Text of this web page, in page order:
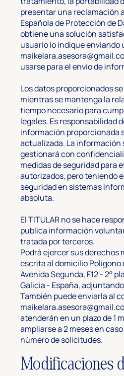
presentar una reclamación
Española de Protección de
obtiene una solución
usuario lo indique enviando
usarse para el envío de
Los datos proporcionados
mientras se mantenga la
tiempo necesario para
legales. Es responsabilidad
información proporcionada
actualizada. La información
gestionará con
medidas de seguridad para
autorizados, pero teniendo
seguridad en sistemas
absoluta.
El TITULAR no se hace
publica información
tratada por terceros.
Podrá ejercer sus derechos
escrita al domicilio Polígono
Avenida Segunda, F12 - 2°
Galicia - España,
También puede enviarla al
atenderán en un plazo de 1
ampliarse a 2 meses en
número de solicitudes.
Modificaciones